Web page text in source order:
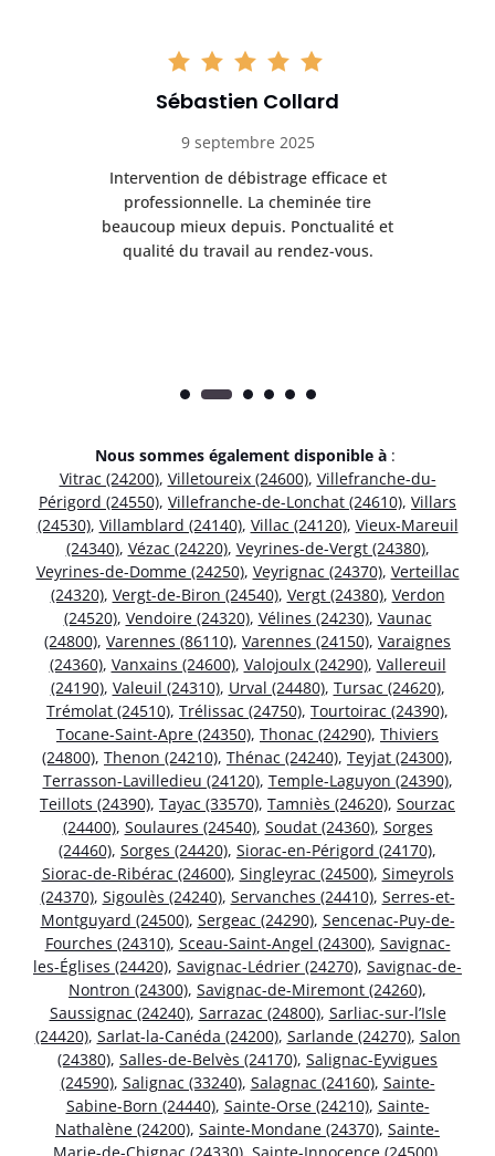
Sébastien Collard
9 septembre 2025
Intervention de débistrage efficace et
professionnelle. La cheminée tire
beaucoup mieux depuis. Ponctualité et
qualité du travail au rendez-vous.
Nous sommes également disponible à :
Vitrac (24200), Villetoureix (24600), Villefranche-du-
Périgord (24550), Villefranche-de-Lonchat (24610), Villars
(24530), Villamblard (24140), Villac (24120), Vieux-Mareuil
(24340), Vézac (24220), Veyrines-de-Vergt (24380),
Veyrines-de-Domme (24250), Veyrignac (24370), Verteillac
(24320), Vergt-de-Biron (24540), Vergt (24380), Verdon
(24520), Vendoire (24320), Vélines (24230), Vaunac
(24800), Varennes (86110), Varennes (24150), Varaignes
(24360), Vanxains (24600), Valojoulx (24290), Vallereuil
(24190), Valeuil (24310), Urval (24480), Tursac (24620),
Trémolat (24510), Trélissac (24750), Tourtoirac (24390),
Tocane-Saint-Apre (24350), Thonac (24290), Thiviers
(24800), Thenon (24210), Thénac (24240), Teyjat (24300),
Terrasson-Lavilledieu (24120), Temple-Laguyon (24390),
Teillots (24390), Tayac (33570), Tamniès (24620), Sourzac
(24400), Soulaures (24540), Soudat (24360), Sorges
(24460), Sorges (24420), Siorac-en-Périgord (24170),
Siorac-de-Ribérac (24600), Singleyrac (24500), Simeyrols
(24370), Sigoulès (24240), Servanches (24410), Serres-et-
Montguyard (24500), Sergeac (24290), Sencenac-Puy-de-
Fourches (24310), Sceau-Saint-Angel (24300), Savignac-
les-Églises (24420), Savignac-Lédrier (24270), Savignac-de-
Nontron (24300), Savignac-de-Miremont (24260),
Saussignac (24240), Sarrazac (24800), Sarliac-sur-l’Isle
(24420), Sarlat-la-Canéda (24200), Sarlande (24270), Salon
(24380), Salles-de-Belvès (24170), Salignac-Eyvigues
(24590), Salignac (33240), Salagnac (24160), Sainte-
Sabine-Born (24440), Sainte-Orse (24210), Sainte-
Nathalène (24200), Sainte-Mondane (24370), Sainte-